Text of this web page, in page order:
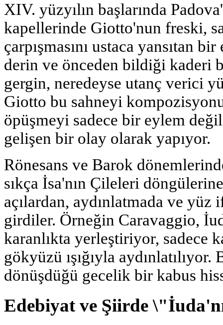
XIV. yüzyılın başlarında
kapellerinde Giotto'nun freski,
çarpışmasını ustaca yansıtan
derin ve önceden bildiği kaderi
gergin, neredeyse utanç verici
Giotto bu sahneyi
öpüşmeyi sadece bir eylem
gelişen bir olay olarak yapıyor.
Rönesans ve Barok
sıkça İsa'nın Çileleri
açılardan, aydınlatmada ve
girdiler. Örneğin Caravaggio,
karanlıkta yerleştiriyor, sadece
gökyüzü ışığıyla
dönüşdüğü gecelik bir kabus
Edebiyat ve Şiirde